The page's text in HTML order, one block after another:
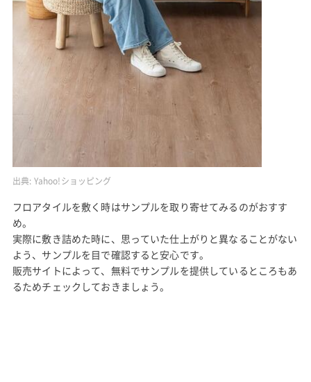
出典: Yahoo!ショッピング
フロアタイルを敷く時はサンプルを取り寄せてみるのがおすす
め。
実際に敷き詰めた時に、思っていた仕上がりと異なることがない
よう、サンプルを目で確認すると安心です。
販売サイトによって、無料でサンプルを提供しているところもあ
るためチェックしておきましょう。